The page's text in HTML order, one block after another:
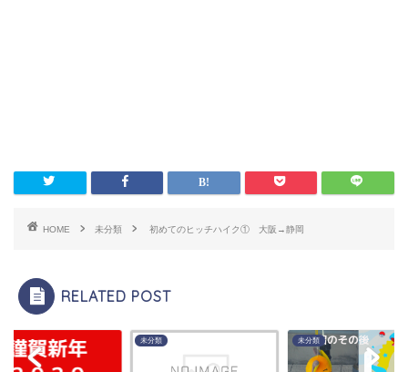
HOME 未分類 初めてのヒッチハイク① 大阪→静岡
RELATED POST
未分類 未分類
ホーム
お問い合わせ